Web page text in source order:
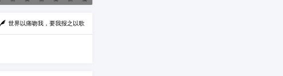
世界以痛吻我，要我报之以歌